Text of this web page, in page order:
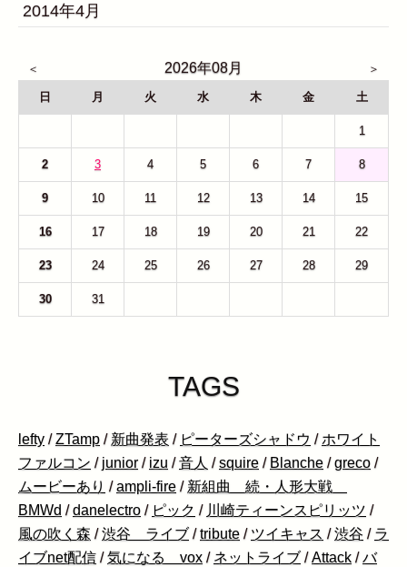
2014年4月
2026年08月
日 月 火 水 木 金 土
1
2 3 4 5 6 7 8
9 10 11 12 13 14 15
16 17 18 19 20 21 22
23 24 25 26 27 28 29
30 31
TAGS
lefty /ZTamp / 新曲発表 / ピーターズシャドウ / ホワイト
ファルコン / junior / izu /音人 /squire / Blanche /greco /
ムービーあり /ampli-fire / 新組曲 続・人形大戦
BMWd /danelectro / ピック / 川崎ティーンスピリッツ /
風の吹く森 /渋谷 ライブ /tribute / ツイキャス /渋谷 / ラ
イブnet配信 /気になる vox / ネットライブ /Attack /バ